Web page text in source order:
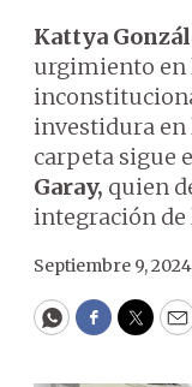
Kattya
urgimiento en
investidura en
carpeta sigue
Garay, quien
integración de
Septiembre 9, 2024
WhatsApp
Facebook